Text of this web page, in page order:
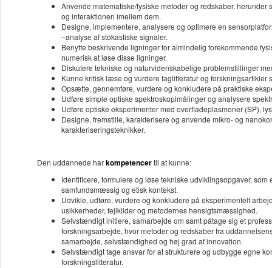
Anvende matematiske/fysiske metoder og redskaber,
og interaktionen imellem dem.
Designe, implementere, analysere og optimere en
–analyse af stokastiske signaler.
Benytte beskrivende ligninger for almindelig forekommende
numerisk at løse disse ligninger.
Diskutere tekniske og naturvidenskabelige problemstillinger
Kunne kritisk læse og vurdere faglitteratur og
Opsætte, gennemføre, vurdere og konkludere på praktiske
Udføre simple optiske spektroskopimålinger og analysere
Udføre optiske eksperimenter med overfladeplasmoner (SP),
Designe, fremstille, karakterisere og anvende mikro- og
karakteriseringsteknikker.
Den uddannede harkompetencertil at kunne:
Identificere, formulere og løse tekniske udviklingsopgaver,
samfundsmæssig og etisk kontekst.
Udvikle, udføre, vurdere og konkludere på eksperimentelt
usikkerheder, fejlkilder og metodernes hensigtsmæssighed.
Selvstændigt initiere, samarbejde om samt påtage sig et
forskningsarbejde, hvor metoder og redskaber fra
samarbejde, selvstændighed og høj grad af innovation.
Selvstændigt tage ansvar for at strukturere og udbygge egne
forskningslitteratur.